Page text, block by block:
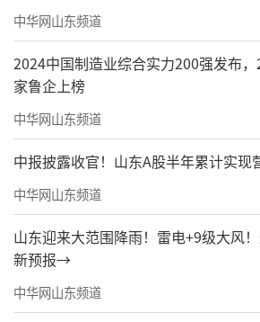
中华网山东频道
2024中国制造业综合实力200强发布
家鲁企上榜
中华网山东频道
中报披露收官！山东A股半年累计实现
中华网山东频道
山东迎来大范围降雨！雷电+9级大风
新预报→
中华网山东频道